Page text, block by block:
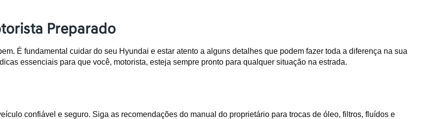
Preparado
É fundamental cuidar do seu Hyundai e estar atento a alguns detalhes que podem fazer toda a diferença na sua
essenciais para que você, motorista, esteja sempre pronto para qualquer situação na estrada.
confiável e seguro. Siga as recomendações do manual do proprietário para trocas de óleo, filtros, fluídos e